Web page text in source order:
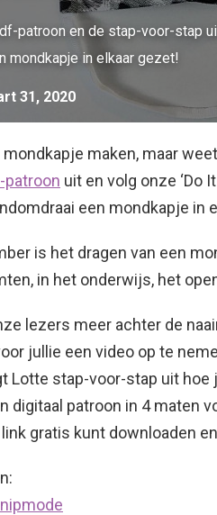
patroon en de stap-voor-stap
mondkapje in elkaar gezet!
31, 2020
maken, maar
patroon uit en volg onze ‘Do
een mondkapje in
is het dragen van een
in het onderwijs, het
lezers meer achter de
jullie een video op te
Lotte stap-voor-stap uit hoe
digitaal patroon in 4 maten
gratis kunt downloaden